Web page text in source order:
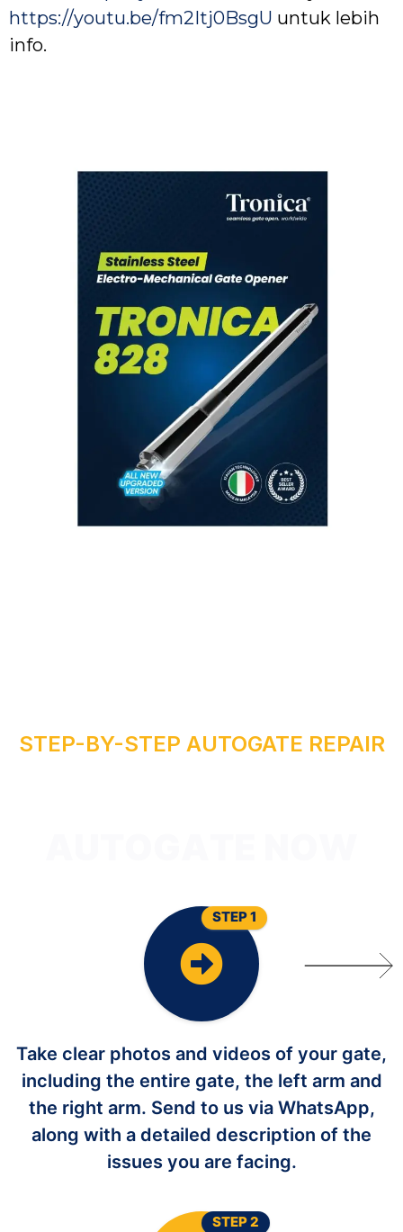
https://youtu.be/fm2Itj0BsgU untuk lebih
info.
STEP-BY-STEP AUTOGATE REPAIR
O
Take clear photos and videos of your gate,
including the entire gate, the left arm and
the right arm. Send to us via WhatsApp,
along with a detailed description of the
issues you are facing.
STEP 1
STEP 2